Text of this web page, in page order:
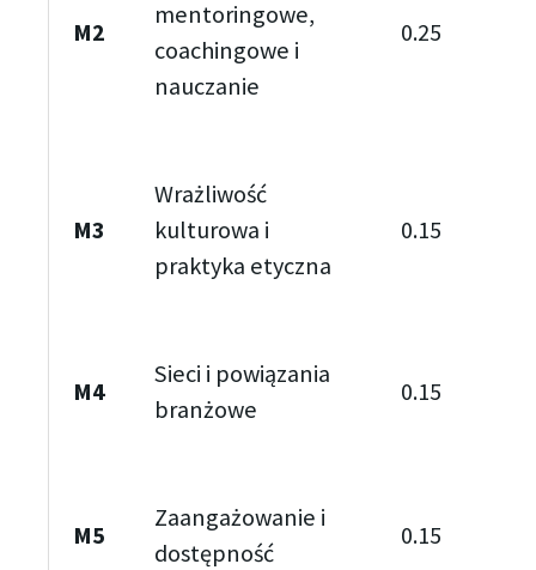
M2
mentoringowe,
coachingowe i
nauczanie
0.25
M3
Wrażliwość
kulturowa i
praktyka etyczna
0.15
M4
Sieci i powiązania
branżowe
0.15
M5
Zaangażowanie i
dostępność
0.15